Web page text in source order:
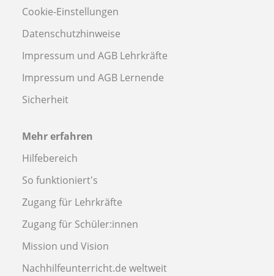
Cookie-Einstellungen
Datenschutzhinweise
Impressum und AGB Lehrkräfte
Impressum und AGB Lernende
Sicherheit
Mehr erfahren
Hilfebereich
So funktioniert's
Zugang für Lehrkräfte
Zugang für Schüler:innen
Mission und Vision
Nachhilfeunterricht.de weltweit